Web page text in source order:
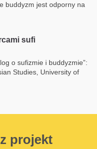
buddyzm jest odporny na
sufi
o sufizmie i buddyzmie”:
Studies, University of
projekt